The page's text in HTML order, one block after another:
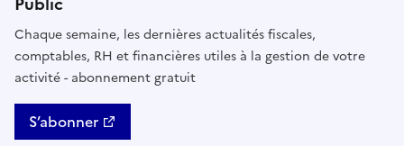
Chaque semaine, les dernières actualités fiscales,
comptables, RH et financières utiles à la gestion de votre
activité - abonnement gratuit
S’abonner